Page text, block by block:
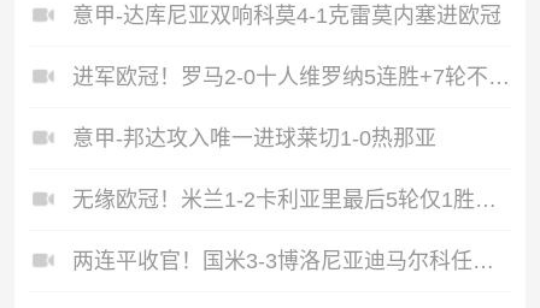
意甲-达库尼亚双响科莫4-1克雷莫内塞进欧冠
进军欧冠！罗马2-0十人维罗纳5连胜+7轮不败第3收官迪巴拉2助攻
意甲-邦达攻入唯一进球莱切1-0热那亚
无缘欧冠！米兰1-2卡利亚里最后5轮仅1胜萨勒马科尔斯闪击难救主
两连平收官！国米3-3博洛尼亚迪马尔科任意球破门泽林斯基乌龙